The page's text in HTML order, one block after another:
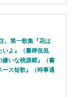
。第一歌集『花は
いよ』（書肆侃侃
嫌いな桃源郷』（書
ス短歌』（時事通